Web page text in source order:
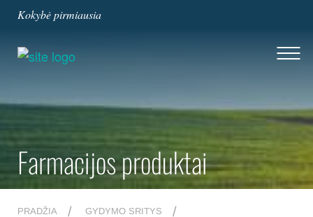
Kokybė pirmiausia
Farmacijos produktai
PRADŽIA
GYDYMO SRITYS